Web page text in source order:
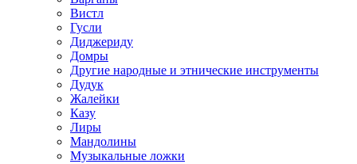
Вистл
Гусли
Диджериду
Домры
Другие народные и этнические инструменты
Дудук
Жалейки
Казу
Лиры
Мандолины
Музыкальные ложки